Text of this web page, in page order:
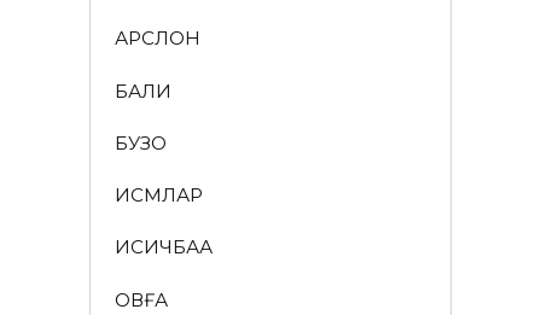
АРСЛОН
БАЛИҚ
БУЗОҚ
ИСМЛАР
ҚИСҚИЧБАҚА
ҚОВҒА